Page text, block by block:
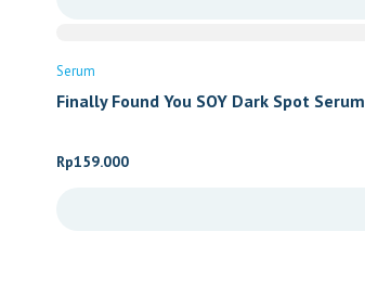
Serum
Finally Found You SOY Dark Spot Serum
Rp159.000